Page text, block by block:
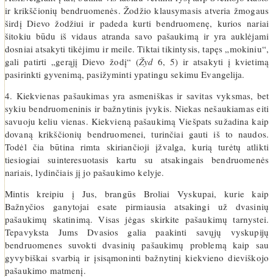
ir krikščionių bendruomenės. Žodžio klausymasis atveria žmogaus
širdį Dievo žodžiui ir padeda kurti bendruomenę, kurios nariai
šitokiu būdu iš vidaus atranda savo pašaukimą ir yra auklėjami
dosniai atsakyti tikėjimu ir meile. Tiktai tikintysis, tapęs „mokiniu“,
gali patirti „gerąjį Dievo žodį“ (Žyd 6, 5) ir atsakyti į kvietimą
pasirinkti gyvenimą, pasižyminti ypatingu sekimu Evangelija.
4. Kiekvienas pašaukimas yra asmeniškas ir savitas vyksmas, bet
sykiu bendruomeninis ir bažnytinis įvykis. Niekas nešaukiamas eiti
savuoju keliu vienas. Kiekvieną pašaukimą Viešpats sužadina kaip
dovaną krikščionių bendruomenei, turinčiai gauti iš to naudos.
Todėl čia būtina rimta skiriančioji įžvalga, kurią turėtų atlikti
tiesiogiai suinteresuotasis kartu su atsakingais bendruomenės
nariais, lydinčiais jį jo pašaukimo kelyje.
Mintis kreipiu į Jus, brangūs Broliai Vyskupai, kurie kaip
Bažnyčios ganytojai esate pirmiausia atsakingi už dvasinių
pašaukimų skatinimą. Visas jėgas skirkite pašaukimų tarnystei.
Tepavyksta Jums Dvasios galia paakinti savųjų vyskupijų
bendruomenes suvokti dvasinių pašaukimų problemą kaip sau
gyvybiškai svarbią ir įsisąmoninti bažnytinį kiekvieno dieviškojo
pašaukimo matmenį.